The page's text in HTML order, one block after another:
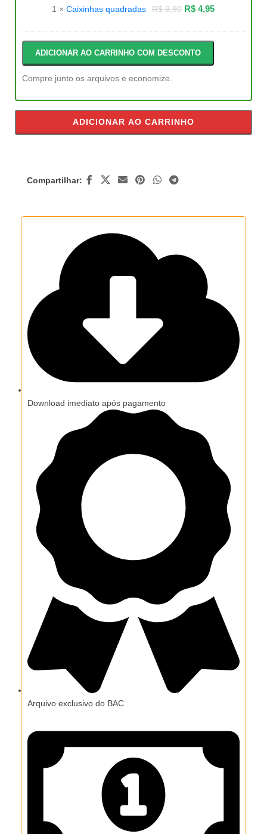
1 ×Caixinhas quadradas R$9,90 R$ 4,95
ADICIONAR AO CARRINHO COM DESCONTO
Compre junto os arquivos e economize.
ADICIONAR AO CARRINHO
Compartilhar:
Download imediato após pagamento
Arquivo exclusivo do BAC